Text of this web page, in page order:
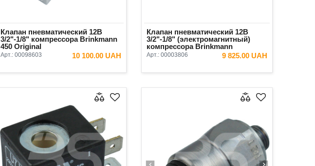
Клапан пневматический 12В
3/2"-1/8" компрессора Brinkmann
450 Original
Арт.: 00098603 10 100.00 UAH
В КОРЗИНУ
Клапан пневматический 12В
3/2"-1/8" (электромагнитный)
компрессора Brinkmann
Putzmeister Original
Арт.: 00003806 9 825.00 UAH
В КОРЗИНУ